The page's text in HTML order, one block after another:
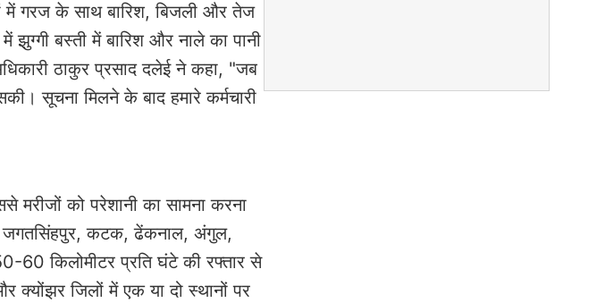
में गरज के साथ बारिश, बिजली और तेज
बस्ती में बारिश और नाले का पानी
ठाकुर प्रसाद दलेई ने कहा, "जब
सूचना मिलने के बाद हमारे कर्मचारी
को परेशानी का सामना करना
जगतसिंहपुर, कटक, ढेंकनाल, अंगुल,
किलोमीटर प्रति घंटे की रफ्तार से
जिलों में एक या दो स्थानों पर